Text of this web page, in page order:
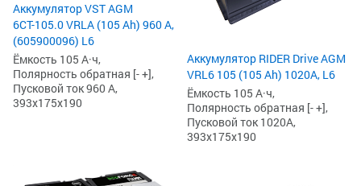
Аккумулятор VST AGM
6СТ-105.0 VRLA (105 Ah) 960 А,
(605900096) L6
Ёмкость 105 А·ч,
Полярность обратная [- +],
Пусковой ток 960 А,
393x175x190
Аккумулятор RIDER Drive AGM
VRL6 105 (105 Ah) 1020А, L6
Ёмкость 105 А·ч,
Полярность обратная [- +],
Пусковой ток 1020А,
393x175x190